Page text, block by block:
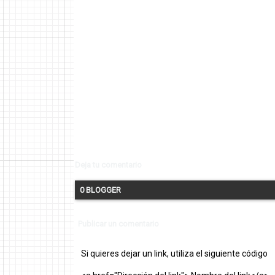
0 BLOGGER
Si quieres dejar un link, utiliza el siguiente código